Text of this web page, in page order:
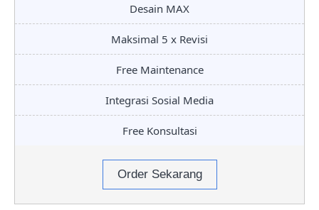
Desain MAX
Maksimal 5 x Revisi
Free Maintenance
Integrasi Sosial Media
Free Konsultasi
Order Sekarang